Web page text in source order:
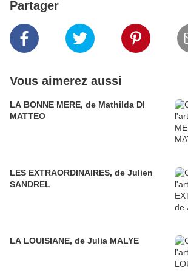
Partager
Vous aimerez aussi
LA BONNE MERE, de Mathilda DI
MATTEO
LES EXTRAORDINAIRES, de Julien
SANDREL
LA LOUISIANE, de Julia MALYE